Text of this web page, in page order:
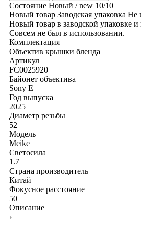
Состояние Новый / new 10/10
Новый товар Заводская упаковка Не
Новый товар в заводской упаковке
Совсем не был в использовании.
Комплектация
Объектив крышки бленда
Артикул
FC0025920
Байонет объектива
Sony E
Год выпуска
2025
Диаметр резьбы
52
Модель
Meike
Светосила
1.7
Страна производитель
Китай
Фокусное расстояние
50
Описание
›